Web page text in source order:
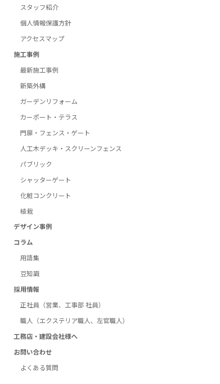
スタッフ紹介
個人情報保護方針
アクセスマップ
施工事例
最新施工事例
新築外構
ガーデンリフォーム
カーポート・テラス
門扉・フェンス・ゲート
人工木デッキ・スクリーンフェンス
パブリック
シャッターゲート
化粧コンクリート
植栽
デザイン事例
コラム
用語集
豆知識
採用情報
正社員（営業、工事部 社員）
職人（エクステリア職人、左官職人）
工務店・建設会社様へ
お問い合わせ
よくある質問